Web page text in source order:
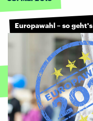
Europawahl – so geht's